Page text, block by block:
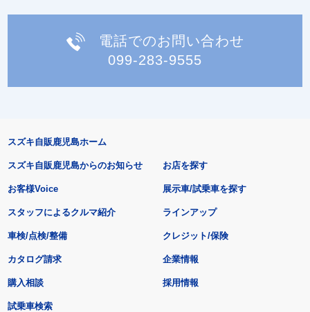
電話でのお問い合わせ
099-283-9555
スズキ自販鹿児島ホーム
スズキ自販鹿児島からのお知らせ
お客様Voice
スタッフによるクルマ紹介
お店を探す
展示車/試乗車を探す
ラインアップ
車検/点検/整備 クレジット/保険
カタログ請求
購入相談
試乗車検索
企業情報
採用情報